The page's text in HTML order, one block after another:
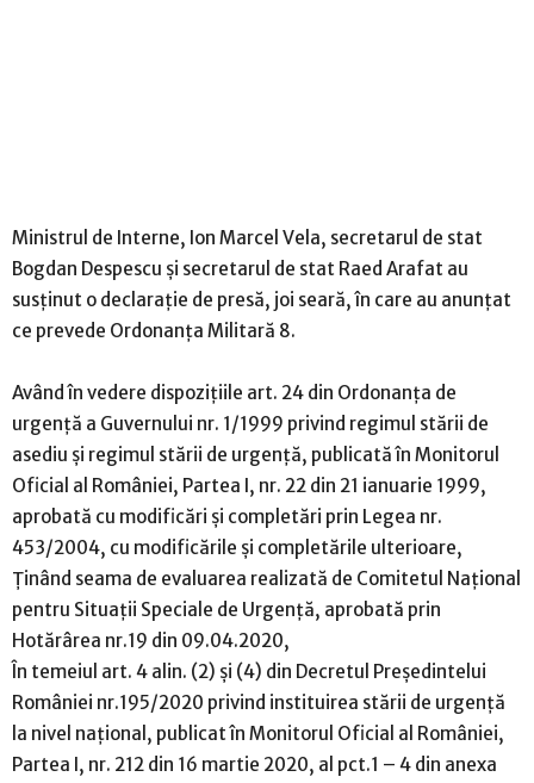
Ministrul de Interne, Ion Marcel Vela, secretarul de stat
Bogdan Despescu și secretarul de stat Raed Arafat au
susținut o declarație de presă, joi seară, în care au anunțat
ce prevede Ordonanța Militară 8.
Având în vedere dispozițiile art. 24 din Ordonanța de
urgență a Guvernului nr. 1/1999 privind regimul stării de
asediu și regimul stării de urgență, publicată în Monitorul
Oficial al României, Partea I, nr. 22 din 21 ianuarie 1999,
aprobată cu modificări și completări prin Legea nr.
453/2004, cu modificările și completările ulterioare,
Ținând seama de evaluarea realizată de Comitetul Național
pentru Situații Speciale de Urgență, aprobată prin
Hotărârea nr.19 din 09.04.2020,
În temeiul art. 4 alin. (2) și (4) din Decretul Președintelui
României nr.195/2020 privind instituirea stării de urgență
la nivel național, publicat în Monitorul Oficial al României,
Partea I, nr. 212 din 16 martie 2020, al pct.1 – 4 din anexa